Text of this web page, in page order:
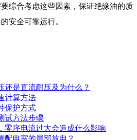
综合考虑这些因素，保证绝缘油的质
安全可靠运行。
还是直流耐压及为什么？
计算方法
保护方式
试方法步骤
零序电流过大会造成什么影响
配电室的局部放电？